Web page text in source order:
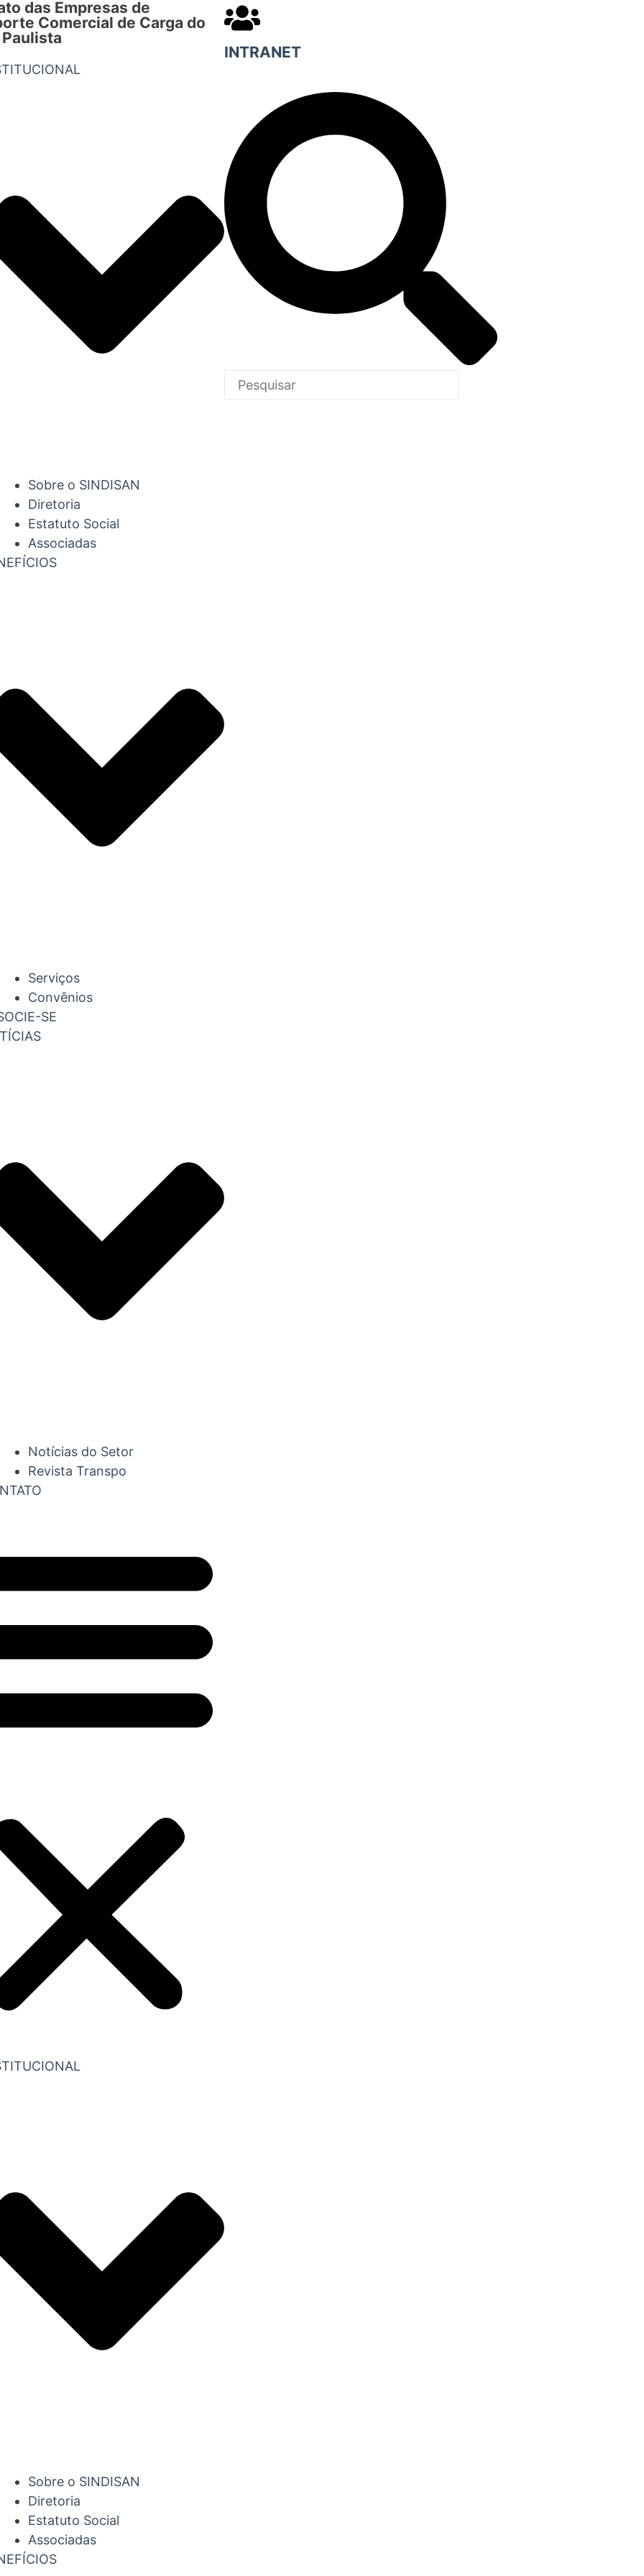
das Empresas de
Comercial de Carga do
Sobre o SINDISAN
Diretoria
Estatuto Social
Associadas
Serviços
Convênios
SE
Notícias do Setor
Revista Transpo
Sobre o SINDISAN
Diretoria
Estatuto Social
Associadas
INTRANET